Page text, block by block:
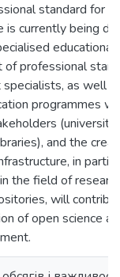
standard for
is currently being
professional
as well
programmes
and the
in
the field of
will
of open science